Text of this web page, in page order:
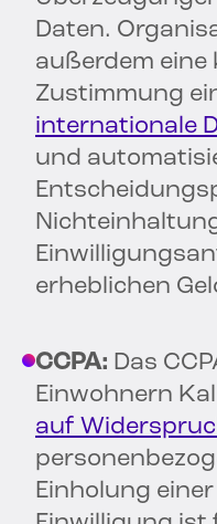
Daten.
außerdem
Zustimmung
internationale
und
erheblichen
CCPA: Das
Einwohnern
auf
Einholung